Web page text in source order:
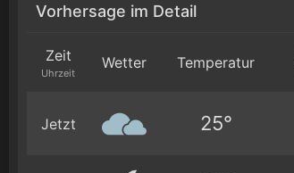
Vorhersage im Detail
Zeit
Uhrzeit
Wetter Temperatur
Jetzt 25°